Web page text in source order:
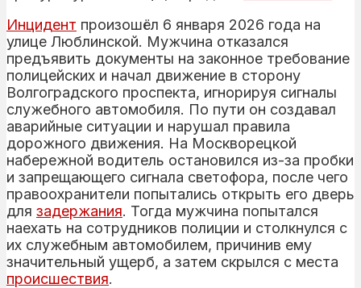
Инцидент произошёл 6 января 2026 года на
улице Люблинской. Мужчина отказался
предъявить документы на законное требование
полицейских и начал движение в сторону
Волгоградского проспекта, игнорируя сигналы
служебного автомобиля. По пути он создавал
аварийные ситуации и нарушал правила
дорожного движения. На Москворецкой
набережной водитель остановился из-за пробки
и запрещающего сигнала светофора, после чего
правоохранители попытались открыть его дверь
для задержания. Тогда мужчина попытался
наехать на сотрудников полиции и столкнулся с
их служебным автомобилем, причинив ему
значительный ущерб, а затем скрылся с места
происшествия.